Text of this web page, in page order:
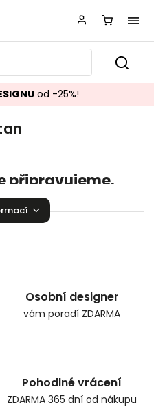
od -25%!
připravujeme.
kategorie.
Osobní designer
vám poradí ZDARMA
Pohodlné vrácení
ZDARMA 365 dní od nákupu